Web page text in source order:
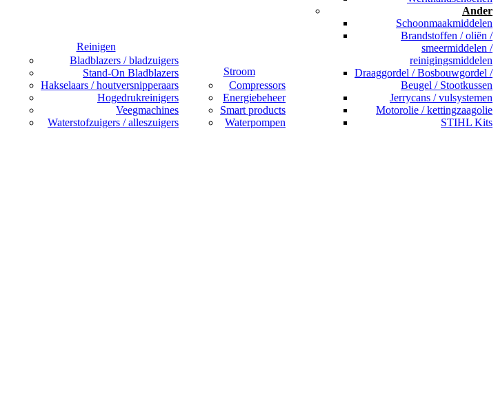
Reinigen
Bladblazers / bladzuigers
Stand-On Bladblazers
Hakselaars / houtversnipperaars
Hogedrukreinigers
Veegmachines
Waterstofzuigers / alleszuigers
Stroom
Compressors
Energiebeheer
Smart products
Waterpompen
Ander
Schoonmaakmiddelen
Brandstoffen / oliën /
smeermiddelen /
reinigingsmiddelen
Draaggordel / Bosbouwgordel /
Beugel / Stootkussen
Jerrycans / vulsystemen
Motorolie / kettingzaagolie
STIHL Kits